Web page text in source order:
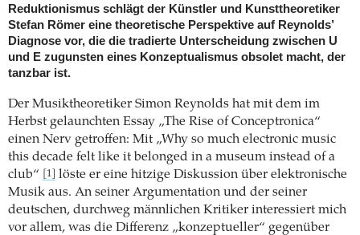
Reduktionismus schlägt der Künstler und Kunsttheoretiker
Stefan Römer eine theoretische Perspektive auf Reynolds’
Diagnose vor, die die tradierte Unterscheidung zwischen U
und E zugunsten eines Konzeptualismus obsolet macht, der
tanzbar ist.
Der Musiktheoretiker Simon Reynolds hat mit dem im
Herbst gelaunchten Essay „The Rise of Conceptronica“
einen Nerv getroffen: Mit „Why so much electronic music
this decade felt like it belonged in a museum instead of a
club“
[1]
löste er eine hitzige Diskussion über elektronische
Musik aus. An seiner Argumentation und der seiner
deutschen, durchweg männlichen Kritiker interessiert mich
vor allem, was die Differenz „konzeptueller“ gegenüber